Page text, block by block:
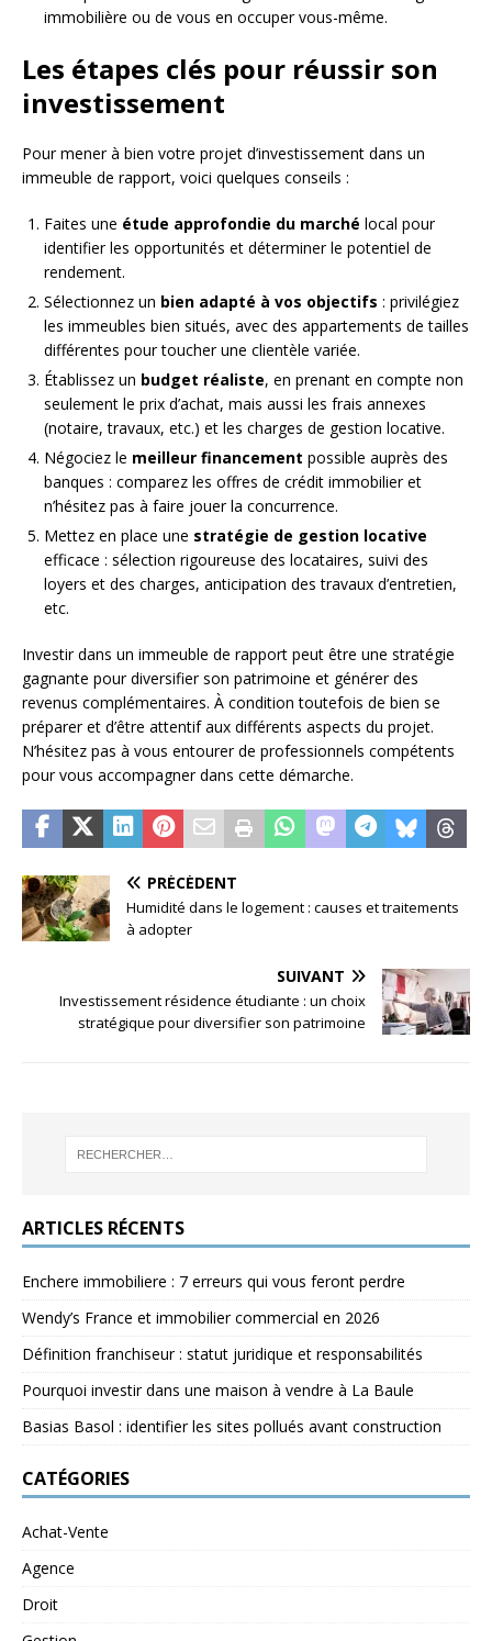
immobilière ou de vous en occuper vous-même.
Les étapes clés pour réussir son
investissement
Pour mener à bien votre projet d’investissement dans un
immeuble de rapport, voici quelques conseils :
Faites une étude approfondie du marché local pour
identifier les opportunités et déterminer le potentiel de
rendement.
Sélectionnez un bien adapté à vos objectifs : privilégiez
les immeubles bien situés, avec des appartements de tailles
différentes pour toucher une clientèle variée.
Établissez un budget réaliste, en prenant en compte non
seulement le prix d’achat, mais aussi les frais annexes
(notaire, travaux, etc.) et les charges de gestion locative.
Négociez le meilleur financement possible auprès des
banques : comparez les offres de crédit immobilier et
n’hésitez pas à faire jouer la concurrence.
Mettez en place une stratégie de gestion locative
efficace : sélection rigoureuse des locataires, suivi des
loyers et des charges, anticipation des travaux d’entretien,
etc.
Investir dans un immeuble de rapport peut être une stratégie
gagnante pour diversifier son patrimoine et générer des
revenus complémentaires. À condition toutefois de bien se
préparer et d’être attentif aux différents aspects du projet.
N’hésitez pas à vous entourer de professionnels compétents
pour vous accompagner dans cette démarche.
PRÉCÉDENT
Humidité dans le logement : causes et traitements
à adopter
SUIVANT
Investissement résidence étudiante : un choix
stratégique pour diversifier son patrimoine
ARTICLES RÉCENTS
Enchere immobiliere : 7 erreurs qui vous feront perdre
Wendy’s France et immobilier commercial en 2026
Définition franchiseur : statut juridique et responsabilités
Pourquoi investir dans une maison à vendre à La Baule
Basias Basol : identifier les sites pollués avant construction
CATÉGORIES
Achat-Vente
Agence
Droit